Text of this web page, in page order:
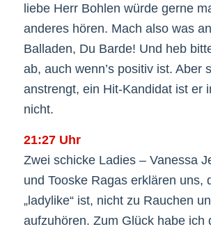
liebe Herr Bohlen würde gerne
anderes hören. Mach also was
Balladen, Du Barde! Und heb
ab, auch wenn’s positiv ist. Aber
anstrengt, ein Hit-Kandidat ist er
nicht.
21:27 Uhr
Zwei schicke Ladies – Vanessa
und Tooske Ragas erklären uns,
„ladylike“ ist, nicht zu Rauchen
aufzuhören. Zum Glück habe ich